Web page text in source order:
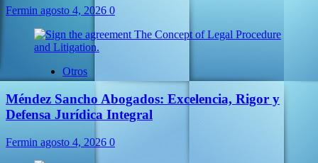
Fermin agosto 4, 2026 0
Otros
Méndez Sancho Abogados: Excelencia, Rigor y
Defensa Jurídica Integral
Fermin agosto 4, 2026 0